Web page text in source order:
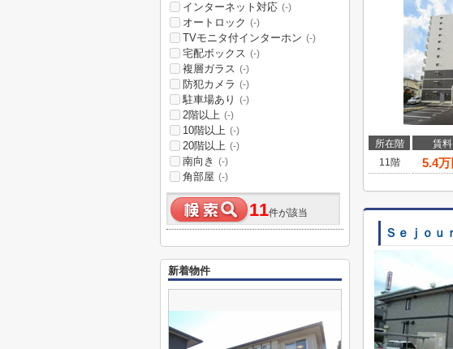
所在階 賃料
11階
5.4万
Ｓｅｊｏｕ
インターネット対応 (-)
オートロック (-)
TVモニタ付インターホン (-)
宅配ボックス (-)
複層ガラス (-)
防犯カメラ (-)
駐車場あり (-)
2階以上 (-)
10階以上 (-)
20階以上 (-)
南向き (-)
角部屋 (-)
11件が該当
新着物件